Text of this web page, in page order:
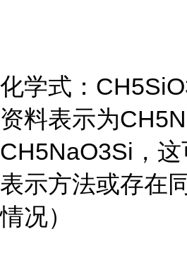
化学式：
资料表示为
CH5NaO3Si，这
表示方法或存在
情况）